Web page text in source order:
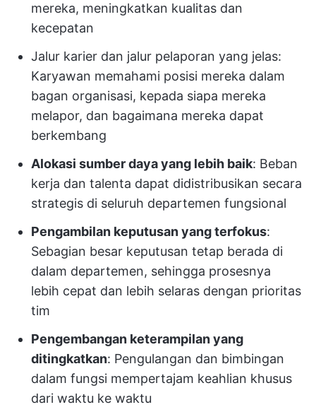
mereka, meningkatkan kualitas dan
kecepatan
Jalur karier dan jalur pelaporan yang jelas:
Karyawan memahami posisi mereka dalam
bagan organisasi, kepada siapa mereka
melapor, dan bagaimana mereka dapat
berkembang
Alokasi sumber daya yang lebih baik: Beban
kerja dan talenta dapat didistribusikan secara
strategis di seluruh departemen fungsional
Pengambilan keputusan yang terfokus:
Sebagian besar keputusan tetap berada di
dalam departemen, sehingga prosesnya
lebih cepat dan lebih selaras dengan prioritas
tim
Pengembangan keterampilan yang
ditingkatkan: Pengulangan dan bimbingan
dalam fungsi mempertajam keahlian khusus
dari waktu ke waktu